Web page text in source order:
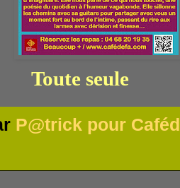
P@trick pour